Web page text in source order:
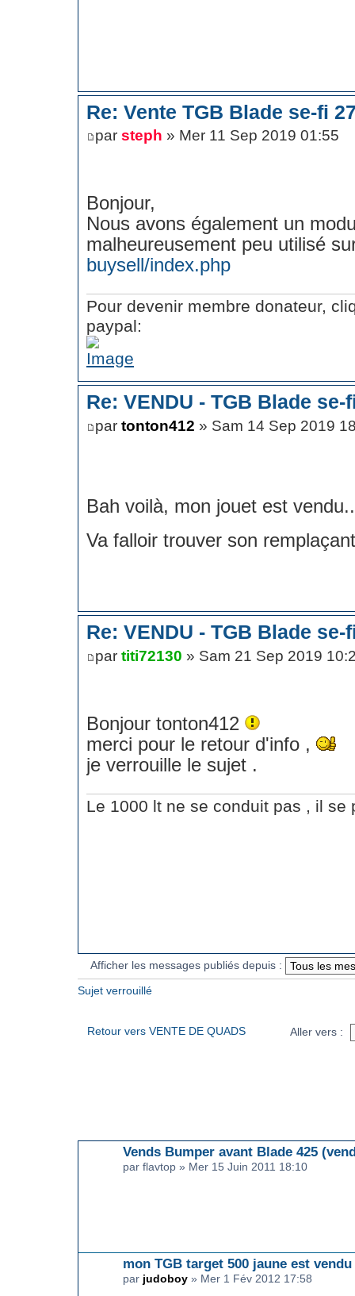
Re: Vente TGB Blade se-fi
par steph » Mer 11 Sep 2019 01:55
Bonjour,
Nous avons également un
malheureusement peu utilisé
buysell/index.php
Pour devenir membre donateur,
paypal:
Re: VENDU - TGB Blade se-
par tonton412 » Sam 14 Sep 2019
Bah voilà, mon jouet est
Va falloir trouver son
Re: VENDU - TGB Blade se-
par titi72130 » Sam 21 Sep 2019
Bonjour tonton412
merci pour le retour d'info ,
je verrouille le sujet .
Le 1000 lt ne se conduit pas , il se
Afficher les messages publiés depuis :
Sujet verrouillé
Retour vers VENTE DE QUADS Aller vers :
Vends Bumper avant Blade 425
par flavtop » Mer 15 Juin 2011 18:10
mon TGB target 500 jaune est vendu
par judoboy » Mer 1 Fév 2012 17:58